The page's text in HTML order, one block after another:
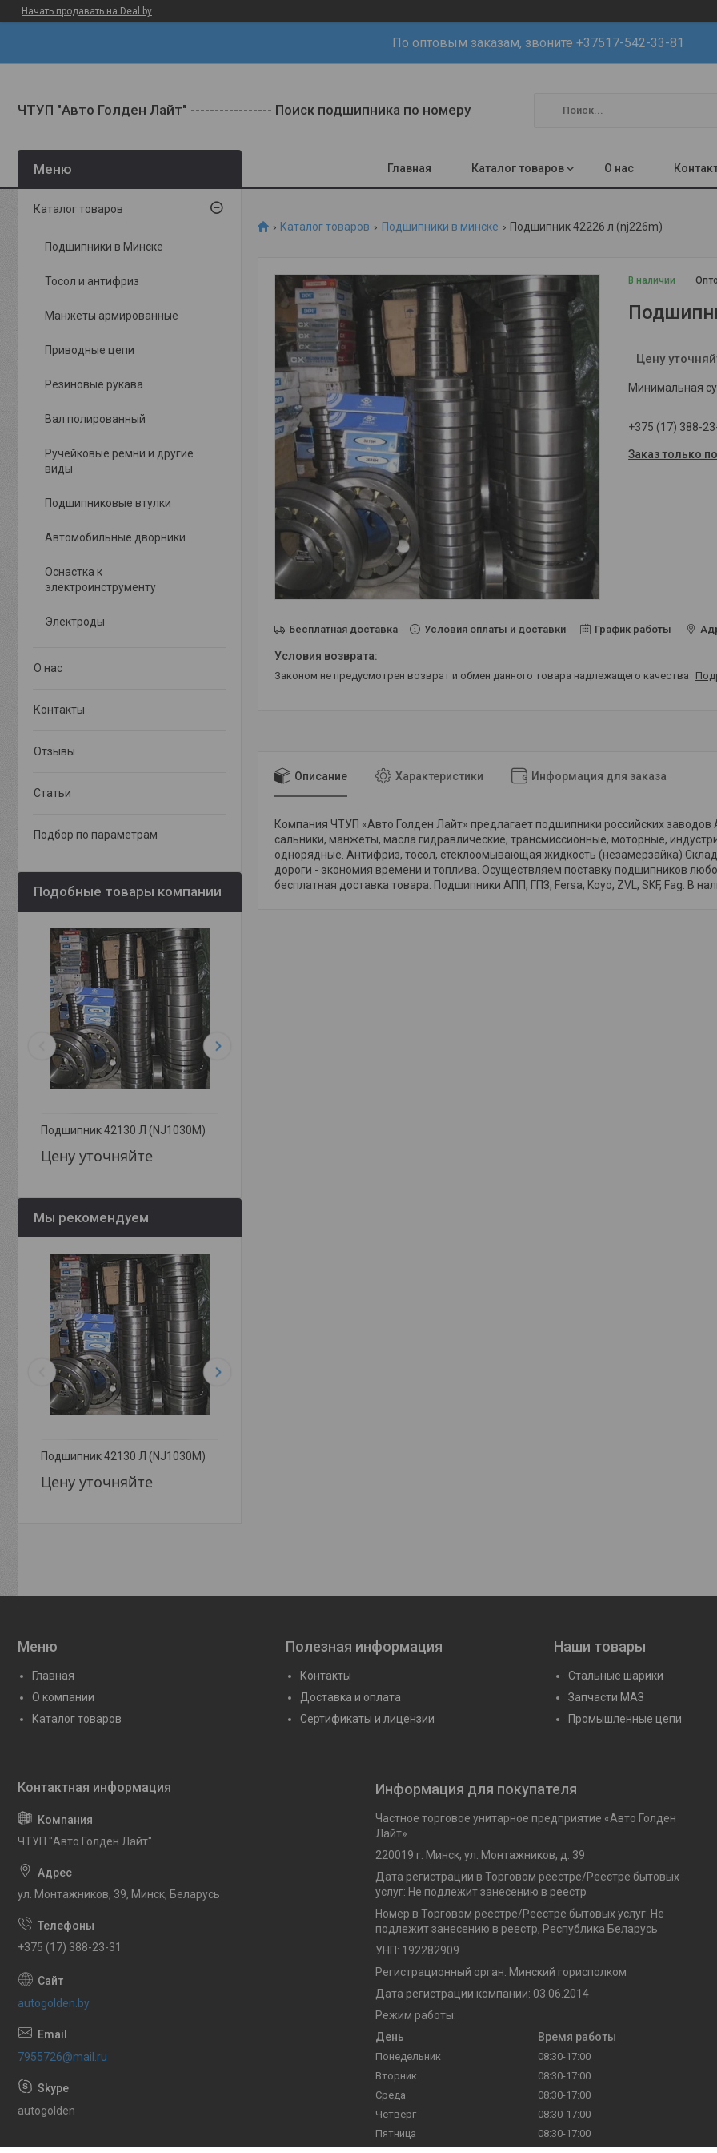
Начать продавать на Deal.by
По оптовым заказам, звоните +37517-542-33-81
ЧТУП "Авто Голден Лайт" ----------------- Поиск подшипника по номеру
Главная Каталог товаров О нас
Каталог товаров Подшипники в минске Подшипник 42226 л (nj226m)
В наличии
Цену
Минимальная
+375 (17) 388-
Заказ только
Бесплатная доставка Условия оплаты и доставки График работы
Законом не предусмотрен возврат и обмен данного товара надлежащего качества
Описание Характеристики Информация для заказа
Компания ЧТУП «Авто Голден Лайт» предлагает подшипники российских заводов
сальники, манжеты, масла гидравлические, трансмиссионные, моторные,
однорядные. Антифриз, тосол, стеклоомывающая жидкость (незамерзайка)
дороги - экономия времени и топлива. Осуществляем поставку подшипников
бесплатная доставка товара. Подшипники АПП, ГПЗ, Fersa, Koyo, ZVL, SKF, Fag. В
Каталог товаров
Подшипники в Минске
Тосол и антифриз
Манжеты армированные
Приводные цепи
Резиновые рукава
Вал полированный
Ручейковые ремни и другие
виды
Подшипниковые втулки
Автомобильные дворники
Оснастка к
электроинструменту
Электроды
О нас
Контакты
Отзывы
Статьи
Подбор по параметрам
Подобные товары компании
Подшипник 42130 Л (NJ1030M)
Цену уточняйте
Мы рекомендуем
Подшипник 42130 Л (NJ1030M)
Цену уточняйте
Меню
Главная
О компании
Каталог товаров
Полезная информация
Контакты
Доставка и оплата
Сертификаты и лицензии
Наши товары
Стальные шарики
Запчасти МАЗ
Промышленные цепи
ЧТУП "Авто Голден Лайт"
ул. Монтажников, 39, Минск, Беларусь
+375 (17) 388-23-31
autogolden.by
7955726@mail.ru
autogolden
Информация для покупателя
Частное торговое унитарное предприятие «Авто Голден
Лайт»
220019 г. Минск, ул. Монтажников, д. 39
Дата регистрации в Торговом реестре/Реестре бытовых
услуг: Не подлежит занесению в реестр
Номер в Торговом реестре/Реестре бытовых услуг: Не
подлежит занесению в реестр, Республика Беларусь
УНП: 192282909
Регистрационный орган: Минский горисполком
Дата регистрации компании: 03.06.2014
Режим работы:
День
Время работы
Понедельник
08:30-17:00
Вторник
08:30-17:00
Среда
08:30-17:00
Четверг
08:30-17:00
Пятница
08:30-17:00